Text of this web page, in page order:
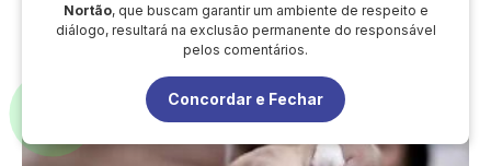
Nortão, que buscam garantir um ambiente de respeito e
diálogo, resultará na exclusão permanente do responsável
pelos comentários.
Concordar e Fechar